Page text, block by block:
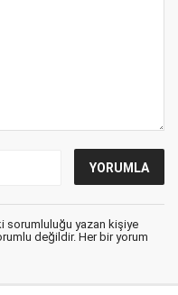
sorumluluğu yazan kişiye
değildir. Her bir yorum